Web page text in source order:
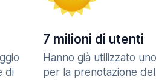
di
7 milioni di utenti
Hanno già utilizzato
per la prenotazione del